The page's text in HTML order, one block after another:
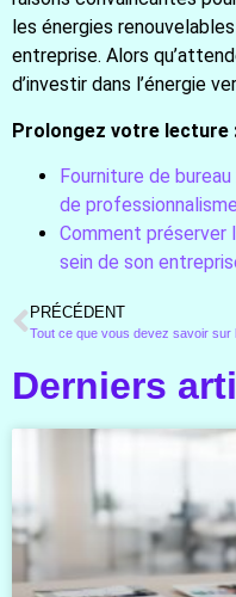
les énergies
entreprise. Alors
d’investir dans l’énergie
Prolongez votre lecture
Fourniture de
de professionnalisme
Comment préserver
sein de son
PRÉCÉDENT
Derniers